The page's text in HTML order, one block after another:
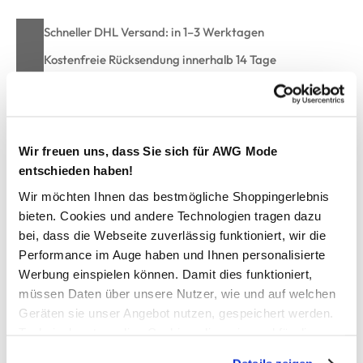
Wir freuen uns, dass Sie sich für AWG Mode
entschieden haben!
Wir möchten Ihnen das bestmögliche Shoppingerlebnis
bieten. Cookies und andere Technologien tragen dazu
bei, dass die Webseite zuverlässig funktioniert, wir die
Performance im Auge haben und Ihnen personalisierte
Werbung einspielen können. Damit dies funktioniert,
müssen Daten über unsere Nutzer, wie und auf welchen
Geräten sie unser Angebot nutzen, gespeichert werden.
Schneller DHL Versand: in 1–3 Werktagen
Kostenfreie Rücksendung innerhalb 14 Tage
Kostenlose Filiallieferung in Ihre Wunschfiliale
Zur Wunschliste hinzufügen
Jungen Strickhandschuhe
schöne Strickhandschuhe von Stop+Go
im praktischen 2er Pack
mit breitem Bündchen
leichtere Qualität